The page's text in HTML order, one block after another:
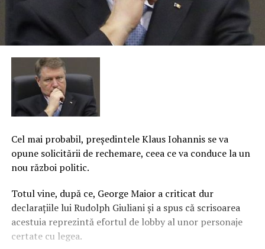
Cel mai probabil, preşedintele Klaus Iohannis se va
opune solicitării de rechemare, ceea ce va conduce la un
nou război politic.
Totul vine, după ce, George Maior a criticat dur
declaraţiile lui Rudolph Giuliani şi a spus că scrisoarea
acestuia reprezintă efortul de lobby al unor personaje
certate cu legea.